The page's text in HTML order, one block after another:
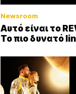
Newsroom
Αυτό είναι το
Το πιο δυνατό